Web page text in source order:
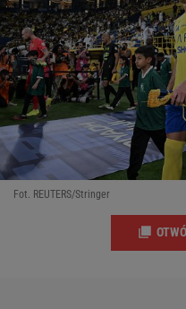
Fot. REUTERS/Stringer